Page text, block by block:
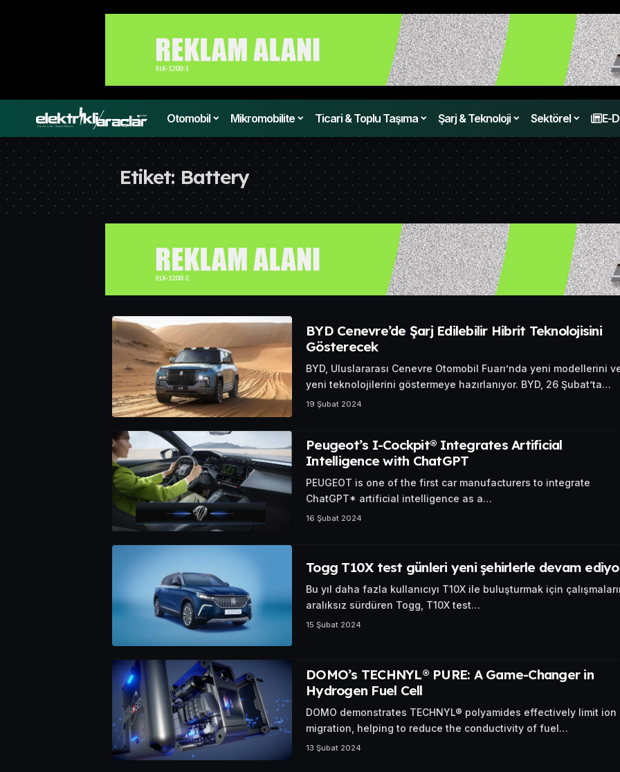
Otomobil Mikromobilite Ticari & Toplu Taşıma Şarj & Teknoloji Sektörel E-
Etiket:Battery
BYD Cenevre’de Şarj Edilebilir Hibrit Teknolojisini
Gösterecek
BYD, Uluslararası Cenevre Otomobil Fuarı’nda yeni modellerini
yeni teknolojilerini göstermeye hazırlanıyor. BYD, 26 Şubat’ta…
19 Şubat 2024
Peugeot’s I-Cockpit® Integrates Artificial
Intelligence with ChatGPT
PEUGEOT is one of the first car manufacturers to integrate
ChatGPT* artificial intelligence as a…
16 Şubat 2024
Togg T10X test günleri yeni şehirlerle devam
Bu yıl daha fazla kullanıcıyı T10X ile buluşturmak için
aralıksız sürdüren Togg, T10X test…
15 Şubat 2024
DOMO’s TECHNYL® PURE: A Game-Changer in
Hydrogen Fuel Cell
DOMO demonstrates TECHNYL® polyamides effectively limit ion
migration, helping to reduce the conductivity of fuel…
13 Şubat 2024